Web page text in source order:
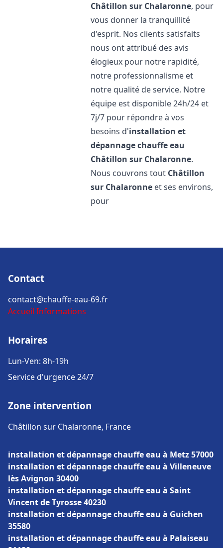
Châtillon sur Chalaronne, pour
vous donner la tranquillité
d'esprit. Nos clients satisfaits
nous ont attribué des avis
élogieux pour notre rapidité,
notre professionnalisme et
notre qualité de service. Notre
équipe est disponible 24h/24 et
7j/7 pour répondre à vos
besoins d'installation et
dépannage chauffe eau
Châtillon sur Chalaronne.
Nous couvrons tout Châtillon
sur Chalaronne et ses environs,
pour
Contact
contact@chauffe-eau-69.fr
Accueil Informations
Horaires
Lun-Ven: 8h-19h
Service d'urgence 24/7
Zone intervention
Châtillon sur Chalaronne, France
installation et dépannage chauffe eau à Metz 57000
installation et dépannage chauffe eau à Villeneuve
lès Avignon 30400
installation et dépannage chauffe eau à Saint
Vincent de Tyrosse 40230
installation et dépannage chauffe eau à Guichen
35580
installation et dépannage chauffe eau à Palaiseau